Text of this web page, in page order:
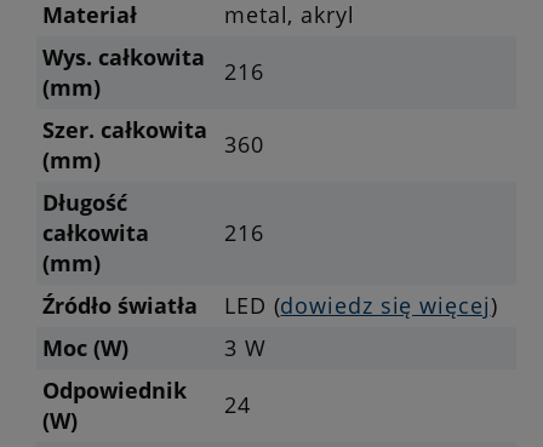
Materiał
metal, akryl
Wys. całkowita
(mm)
216
Szer. całkowita
(mm)
360
Długość
całkowita
(mm)
216
Źródło światła LED (dowiedz się więcej)
Moc (W)
3 W
Odpowiednik
(W)
24